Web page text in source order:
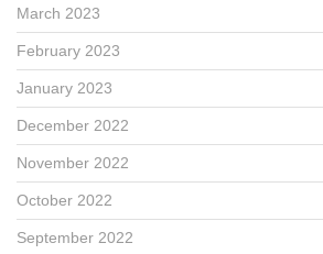
March 2023
February 2023
January 2023
December 2022
November 2022
October 2022
September 2022